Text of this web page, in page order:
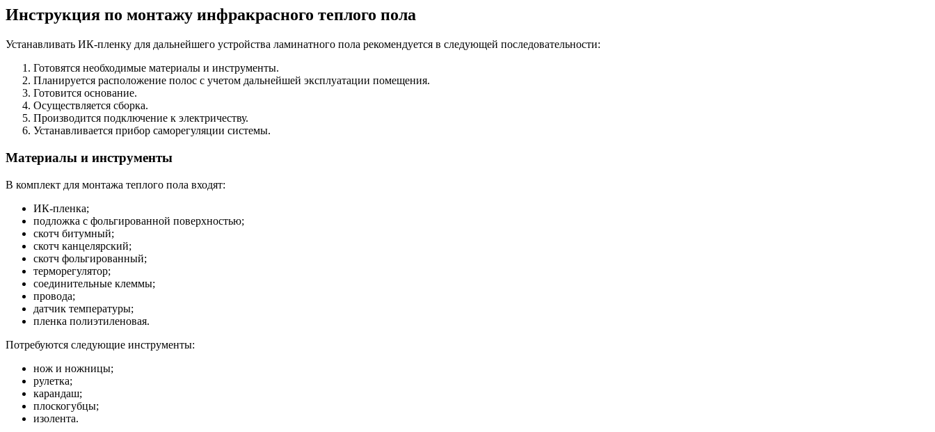
Инструкция по монтажу инфракрасного теплого пола
Устанавливать ИК-пленку для дальнейшего устройства ламинатного пола рекомендуется в следующей последовательности:
Готовятся необходимые материалы и инструменты.
Планируется расположение полос с учетом дальнейшей эксплуатации помещения.
Готовится основание.
Осуществляется сборка.
Производится подключение к электричеству.
Устанавливается прибор саморегуляции системы.
Материалы и инструменты
В комплект для монтажа теплого пола входят:
ИК-пленка;
подложка с фольгированной поверхностью;
скотч битумный;
скотч канцелярский;
скотч фольгированный;
терморегулятор;
соединительные клеммы;
провода;
датчик температуры;
пленка полиэтиленовая.
Потребуются следующие инструменты:
нож и ножницы;
рулетка;
карандаш;
плоскогубцы;
изолента.